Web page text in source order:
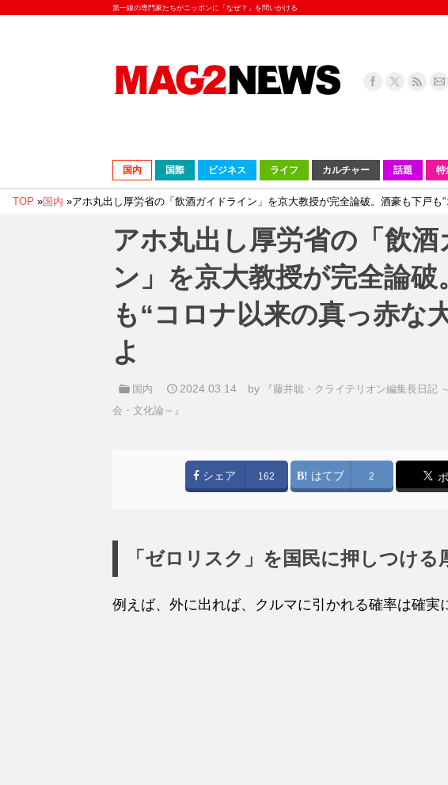
第一線の専門家たちがニッポンに「なぜ？」を問いかける
国内 国際 ビジネス ライフ カルチャー 話題 特
TOP »国内 »アホ丸出し厚労省の「飲酒ガイドライン」を京大教授が完全論破。酒豪も下戸も
アホ丸出し厚労省の「飲酒
ン」を京大教授が完全論破
も“コロナ以来の真っ赤な
よ
国内 2024.03.14 by
『藤井聡・クライテリオン編集長日記
会・文化論～』
シェア 162 はてブ 2
「ゼロリスク」を国民に押しつける
例えば、外に出れば、クルマに引かれる確率は確実